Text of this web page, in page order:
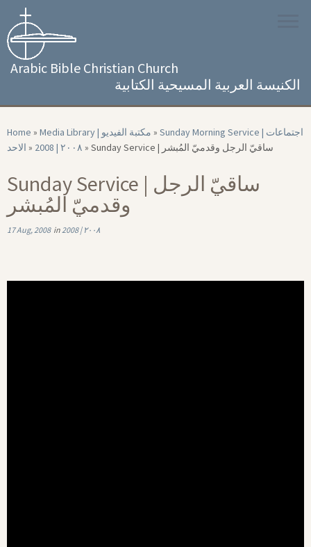
content
Arabic Bible Christian Church
الكنيسة العربية المسيحية الكتابية
Home » Media Library | مكتبة الفيديو » Sunday Morning Service | اجتماعات
الاحد » 2008 | ٢٠٠٨ » Sunday Service | ساقيّ الرجل وقدميّ المُبشر
Sunday Service | ساقيّ الرجل
وقدميّ المُبشر
17 Aug, 2008in 2008 | ٢٠٠٨